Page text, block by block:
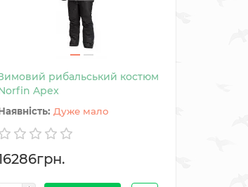
рибальський костюм
Apex
Дуже мало